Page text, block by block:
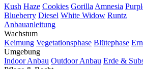
Kush Haze Cookies Gorilla Amnesia
Blueberry Diesel White Widow Runtz
Anbauanleitung
Wachstum
Keimung Vegetationsphase Blütephase
Umgebung
Indoor Anbau Outdoor Anbau Erde &